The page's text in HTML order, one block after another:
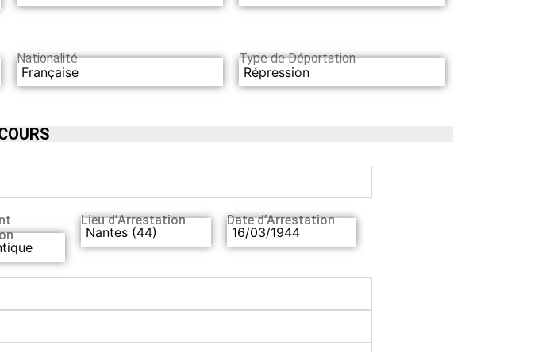
Nationalité
Française
Type de Déportation
Répression
Lieu d’Arrestation
Nantes (44)
Date d’Arrestation
16/03/1944